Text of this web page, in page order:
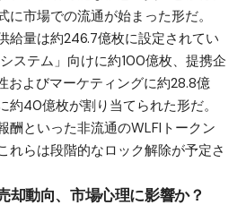
市場での流通が始まった形だ。
給量は約246.7億枚に設定されてい
ステム」向けに約100億枚、提携企
およびマーケティングに約28.8億
約40億枚が割り当てられた形だ。
酬といった非流通のWLFIトークン
れらは段階的なロック解除が予定さ
却動向、市場心理に影響か？